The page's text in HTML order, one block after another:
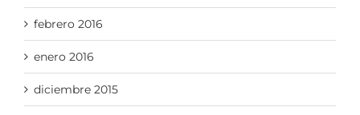
febrero 2016
enero 2016
diciembre 2015